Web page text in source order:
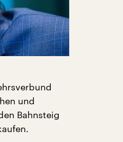
und
Bahnsteig